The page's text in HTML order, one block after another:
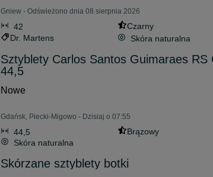
Gniew - Odświeżono dnia 08 sierpnia 2026
42
Czarny
Dr. Martens
Skóra naturalna
Sztyblety Carlos Santos Guimaraes RS
44,5
Nowe
Gdańsk, Piecki-Migowo - Dzisiaj o 07:55
44,5
Brązowy
Skóra naturalna
Skórzane sztyblety botki